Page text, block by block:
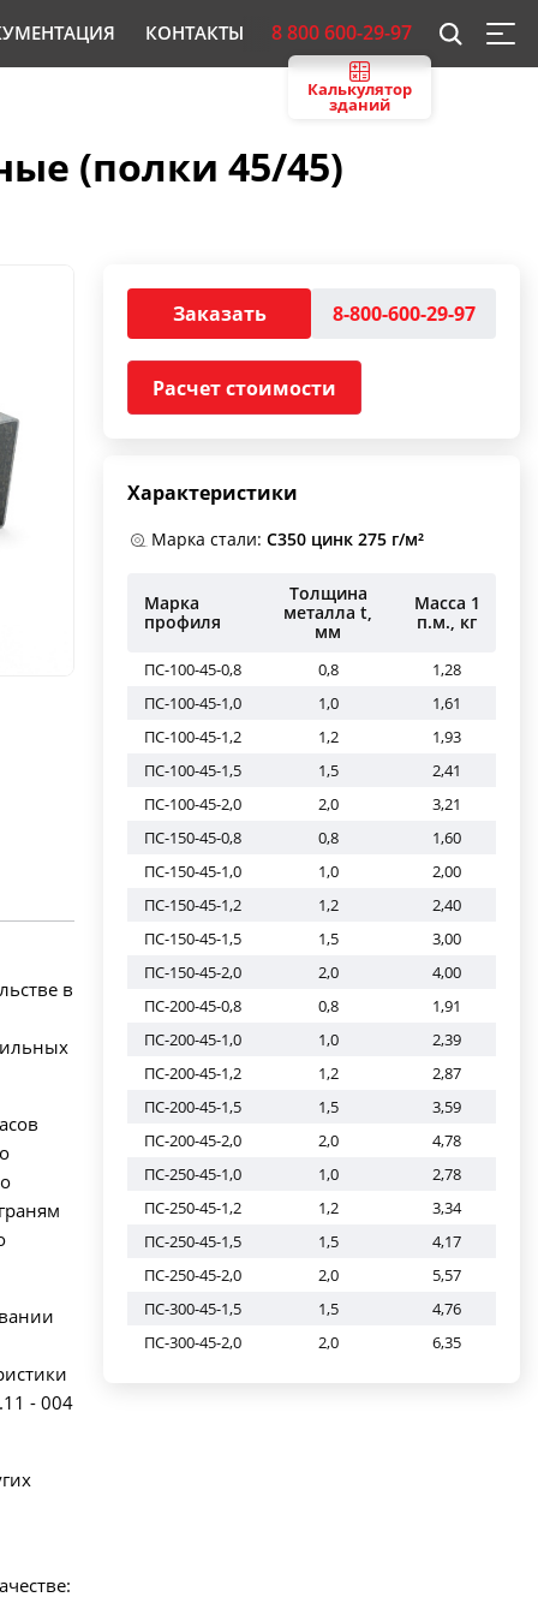
КОНТАКТЫ 8 800 600-29-97
Калькулятор
зданий
(полки 45/45)
в
- 004
Заказать 8-800-600-29-97
Расчет стоимости
Характеристики
Марка стали: С350 цинк 275 г/м²
Марка
профиля
Толщина
металла t,
мм
Масса 1
п.м., кг
ПС-100-45-0,8 0,8
1,28
ПС-100-45-1,0
1,0
1,61
ПС-100-45-1,2
1,2
1,93
ПС-100-45-1,5
1,5
2,41
ПС-100-45-2,0
2,0
3,21
ПС-150-45-0,8
0,8
1,60
ПС-150-45-1,0
1,0
2,00
ПС-150-45-1,2
1,2
2,40
ПС-150-45-1,5
1,5
3,00
ПС-150-45-2,0
2,0
4,00
ПС-200-45-0,8
0,8
1,91
ПС-200-45-1,0
1,0
2,39
ПС-200-45-1,2
1,2
2,87
ПС-200-45-1,5
1,5
3,59
ПС-200-45-2,0
2,0
4,78
ПС-250-45-1,0
1,0
2,78
ПС-250-45-1,2
1,2
3,34
ПС-250-45-1,5
1,5
4,17
ПС-250-45-2,0
2,0
5,57
ПС-300-45-1,5
1,5
4,76
ПС-300-45-2,0
2,0 6,35